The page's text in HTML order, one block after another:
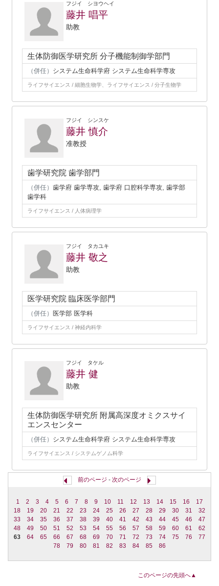
フジイ シヨウヘイ
藤井 唱平
助教
生体防御医学研究所 分子機能制御学部門
（併任） システム生命科学府 システム生命科学専攻
ライフサイエンス / 細胞生物学、ライフサイエンス / 分子生物学
フジイ シンスケ
藤井 慎介
准教授
歯学研究院 歯学部門
（併任） 歯学府 歯学専攻, 歯学府 口腔科学専攻, 歯学部
歯学科
ライフサイエンス / 人体病理学
フジイ タカユキ
藤井 敬之
助教
医学研究院 臨床医学部門
（併任） 医学部 医学科
ライフサイエンス / 神経内科学
フジイ タケル
藤井 健
助教
生体防御医学研究所 附属高深度オミクスサイ
エンスセンター
（併任） システム生命科学府 システム生命科学専攻
ライフサイエンス / システムゲノム科学
前のページ - 次のページ
1 2 3 4 5 6 7 8 9 10 11 12 13 14 15 16
17
18
19 20 21 22 23 24 25 26 27 28 29 30 31
32
33
34 35 36 37 38 39 40 41 42 43 44 45 46
47
48
49 50 51 52 53 54 55 56 57 58 59 60 61
62
63
64 65 66 67 68 69 70 71 72 73 74 75 76
77
78
79 80 81 82 83 84 85 86
このページの先頭へ▲